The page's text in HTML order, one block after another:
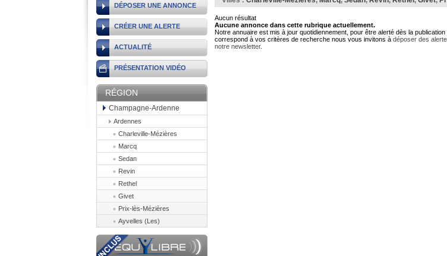
DÉPOSER UNE ANNONCE
CRÉER UNE ALERTE
ACTUALITÉ
PRÉSENTATION VIDÉO
RÉGION
Champagne-Ardenne
Ardennes
Charleville-Mézières
Marcq
Sedan
Revin
Rethel
Givet
Prix-lès-Mézières
Ayvelles (Les)
Aucun résultat
Aucune annonce dans cette rubrique actuellement.
Notre annuaire est mis à jour quotidiennement, pour être alerté dès la
correspond à vos critères de recherche nous vous invitons à déposer des
notre newsletter.